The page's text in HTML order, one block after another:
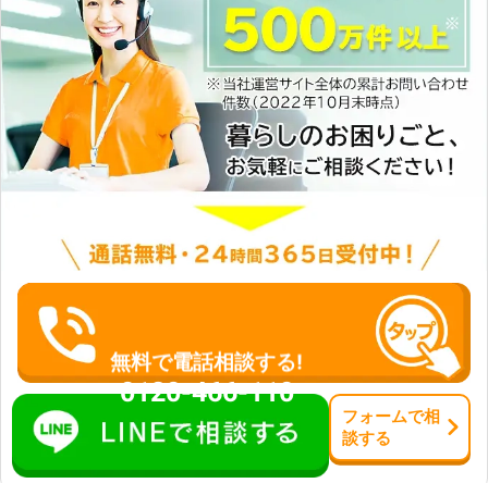
無料で電話相談する!
0120-466-110
フォームで相
談する